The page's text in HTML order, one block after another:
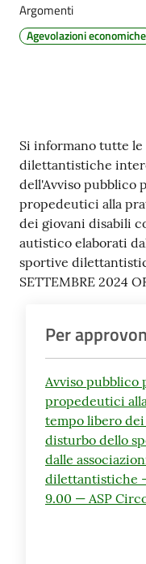
Argomenti
Agevolazioni economiche
Contenuto
Si informano tutte le
dilettantistiche
dell'Avviso pubblico
propedeutici alla
dei giovani disabili
autistico elaborati
sportive
SETTEMBRE 2024
Per
Avviso pubblico
propedeutici
tempo libero
disturbo dello
dalle
dilettantistiche -
9.00 — ASP